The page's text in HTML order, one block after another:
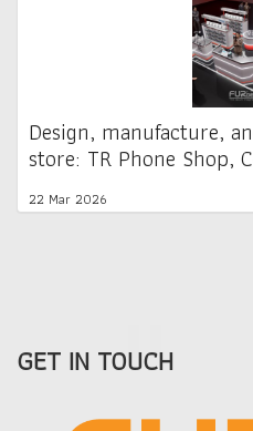
Design, manufacture,
store: TR Phone Shop,
22 Mar 2026
GET IN TOUCH